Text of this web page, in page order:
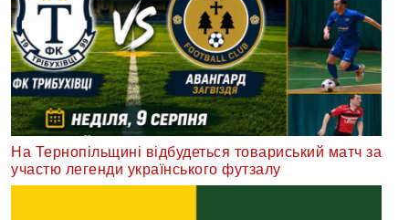
На Тернопільщині відбудеться товариський матч за
участю легенди українського футзалу